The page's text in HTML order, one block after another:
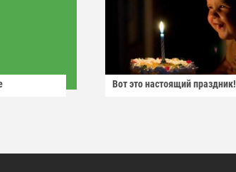
Вот это настоящий праздник!